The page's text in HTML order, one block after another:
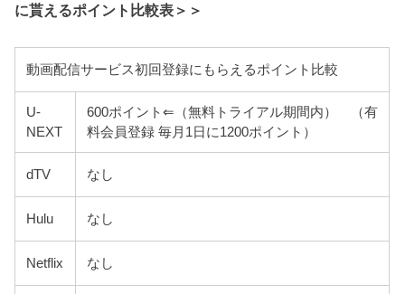
に貰えるポイント比較表＞＞
動画配信サービス初回登録にもらえるポイント比較
U-
NEXT
600ポイント⇐（無料トライアル期間内） （有
料会員登録 毎月1日に1200ポイント）
dTV なし
Hulu なし
Netflix なし